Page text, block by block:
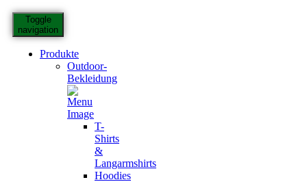
Toggle
navigation
Produkte
Outdoor-
Bekleidung
T-
Shirts
&
Langarmshirts
Hoodies